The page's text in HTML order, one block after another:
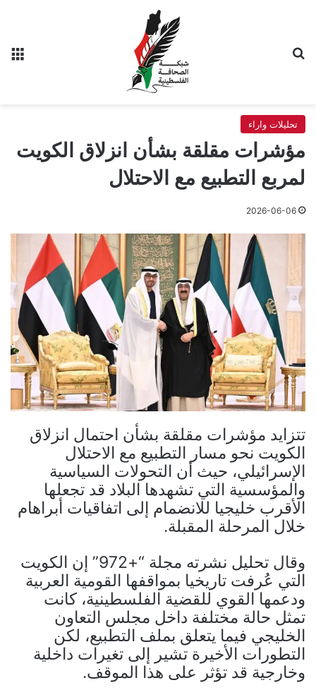
تحليلات واراء
مؤشرات مقلقة بشأن انزلاق الكويت
لمربع التطبيع مع الاحتلال
2026-06-06
تتزايد مؤشرات مقلقة بشأن احتمال انزلاق
الكويت نحو مسار التطبيع مع الاحتلال
الإسرائيلي، حيث أن التحولات السياسية
والمؤسسية التي تشهدها البلاد قد تجعلها
الأقرب خليجيا للانضمام إلى اتفاقيات أبراهام
خلال المرحلة المقبلة.
وقال تحليل نشرته مجلة “+972” إن الكويت
التي عُرفت تاريخيا بمواقفها القومية العربية
ودعمها القوي للقضية الفلسطينية، كانت
تمثل حالة مختلفة داخل مجلس التعاون
الخليجي فيما يتعلق بملف التطبيع، لكن
التطورات الأخيرة تشير إلى تغيرات داخلية
وخارجية قد تؤثر على هذا الموقف.